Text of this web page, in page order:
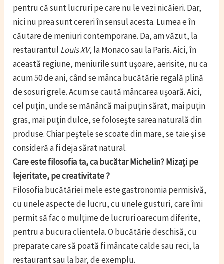
pentru că sunt lucruri pe care nu le vezi nicăieri. Dar,
nici nu prea sunt cereri în sensul acesta. Lumea e în
căutare de meniuri contemporane. Da, am văzut, la
restaurantul Louis XV, la Monaco sau la Paris. Aici, în
această regiune, meniurile sunt ușoare, aerisite, nu ca
acum 50 de ani, când se mânca bucătărie regală plină
de sosuri grele. Acum se caută mâncarea ușoară. Aici,
cel puțin, unde se mănâncă mai puțin sărat, mai puțin
gras, mai puțin dulce, se folosește sarea naturală din
produse. Chiar peștele se scoate din mare, se taie și se
consideră a fi deja sărat natural.
Care este filosofia ta, ca bucătar Michelin? Mizați pe
lejeritate, pe creativitate ?
Filosofia bucătăriei mele este gastronomia permisivă,
cu unele aspecte de lucru, cu unele gusturi, care îmi
permit să fac o mulțime de lucruri oarecum diferite,
pentru a bucura clientela. O bucătărie deschisă, cu
preparate care să poată fi mâncate calde sau reci, la
restaurant sau la bar, de exemplu.